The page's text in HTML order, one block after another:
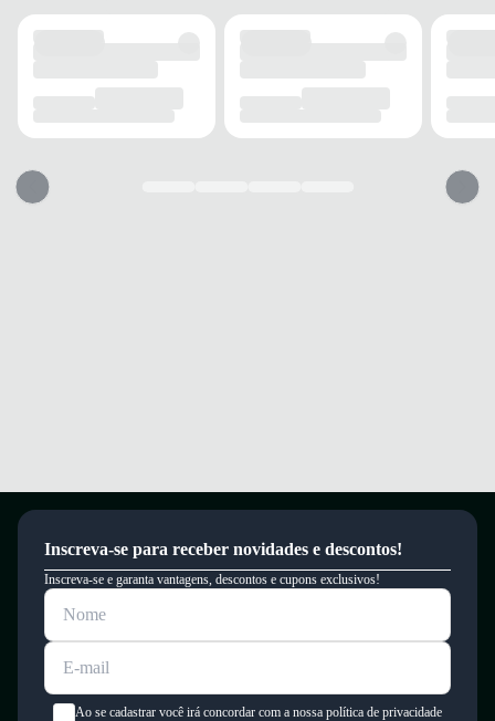
Inscreva-se para receber novidades e descontos!
Inscreva-se e garanta vantagens, descontos e cupons exclusivos!
Ao se cadastrar você irá concordar com a nossa política de privacidade